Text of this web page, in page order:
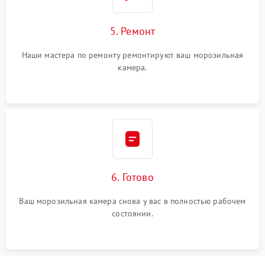
5. Ремонт
Наши мастера по ремонту ремонтируют ваш морозильная
камера.
6. Готово
Ваш морозильная камера снова у вас в полностью рабочем
состоянии.